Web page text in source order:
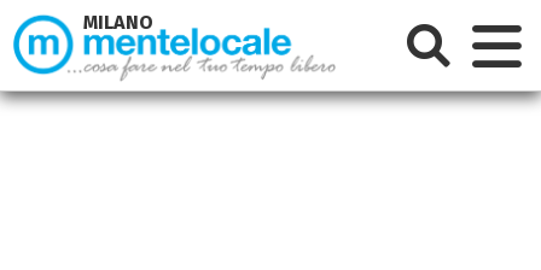
MILANO